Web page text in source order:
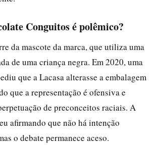
Conguitos é polêmico?
da mascote da marca, que utiliza uma
de uma criança negra. Em 2020, uma
que a Lacasa alterasse a embalagem
que a representação é ofensiva e
de preconceitos raciais. A
afirmando que não há intenção
o debate permanece aceso.